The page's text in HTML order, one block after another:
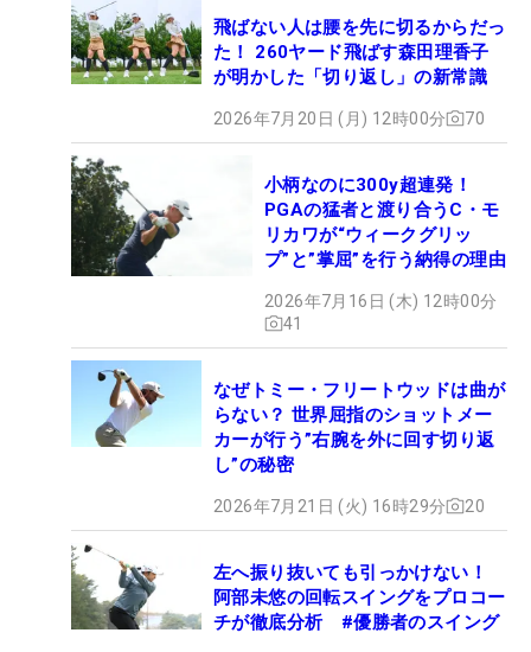
飛ばない人は腰を先に切るからだっ
た！ 260ヤード飛ばす森田理香子
が明かした「切り返し」の新常識
2026年7月20日 (月) 12時00分 70
小柄なのに300y超連発！
PGAの猛者と渡り合うC・モ
リカワが“ウィークグリッ
プ”と”掌屈”を行う納得の理由
2026年7月16日 (木) 12時00分
41
なぜトミー・フリートウッドは曲が
らない？ 世界屈指のショットメー
カーが行う”右腕を外に回す切り返
し”の秘密
2026年7月21日 (火) 16時29分 20
左へ振り抜いても引っかけない！
阿部未悠の回転スイングをプロコー
チが徹底分析 #優勝者のスイング